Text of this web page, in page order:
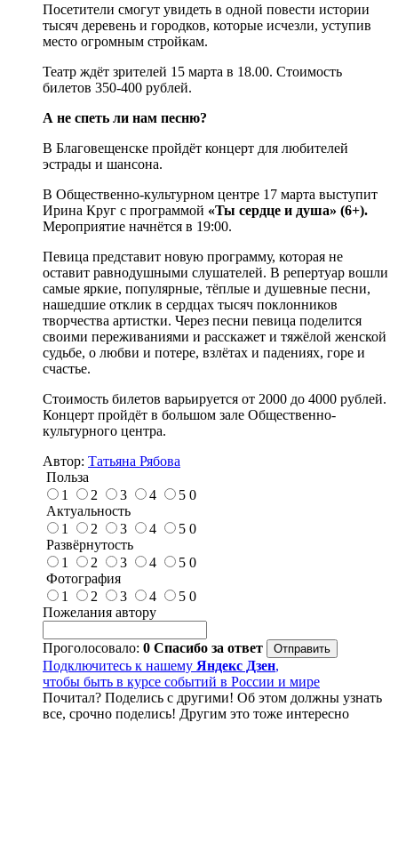
Посетители смогут увидеть в одной повести истории
тысяч деревень и городков, которые исчезли, уступив
место огромным стройкам.
Театр ждёт зрителей 15 марта в 18.00. Стоимость
билетов 350-400 рублей.
А не спеть ли нам песню?
В Благовещенске пройдёт концерт для любителей
эстрады и шансона.
В Общественно-культурном центре 17 марта выступит
Ирина Круг с программой «Ты сердце и душа» (6+).
Мероприятие начнётся в 19:00.
Певица представит новую программу, которая не
оставит равнодушными слушателей. В репертуар вошли
самые яркие, популярные, тёплые и душевные песни,
нашедшие отклик в сердцах тысяч поклонников
творчества артистки. Через песни певица поделится
своими переживаниями и расскажет и тяжёлой женской
судьбе, о любви и потере, взлётах и падениях, горе и
счастье.
Стоимость билетов варьируется от 2000 до 4000 рублей.
Концерт пройдёт в большом зале Общественно-
культурного центра.
Автор: Татьяна Рябова
Польза
1
2 3 4 5 0
Актуальность
1
2 3 4 5 0
Развёрнутость
1
2 3 4 5 0
Фотография
1
2 3 4 5 0
Пожелания автору
Проголосовало: 0 Спасибо за ответ
Подключитесь к нашему Яндекс Дзен,
чтобы быть в курсе событий в России и мире
Почитал? Поделись с другими! Об этом должны узнать
все, срочно поделись! Другим это тоже интересно